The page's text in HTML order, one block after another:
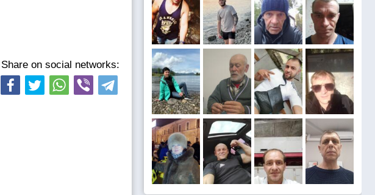
Share on social networks: